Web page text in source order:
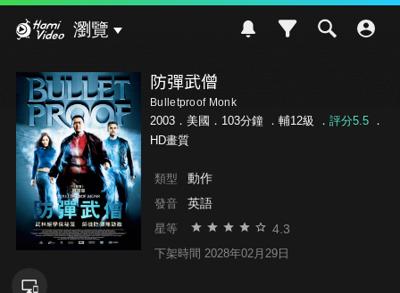
瀏覽
防彈武僧
Bulletproof Monk
2003．美國．103分鐘 ． 輔12級 ． 評分5.5．
HD畫質
類型 動作
發音 英語
星等 4.3
下架時間 2028年02月29日